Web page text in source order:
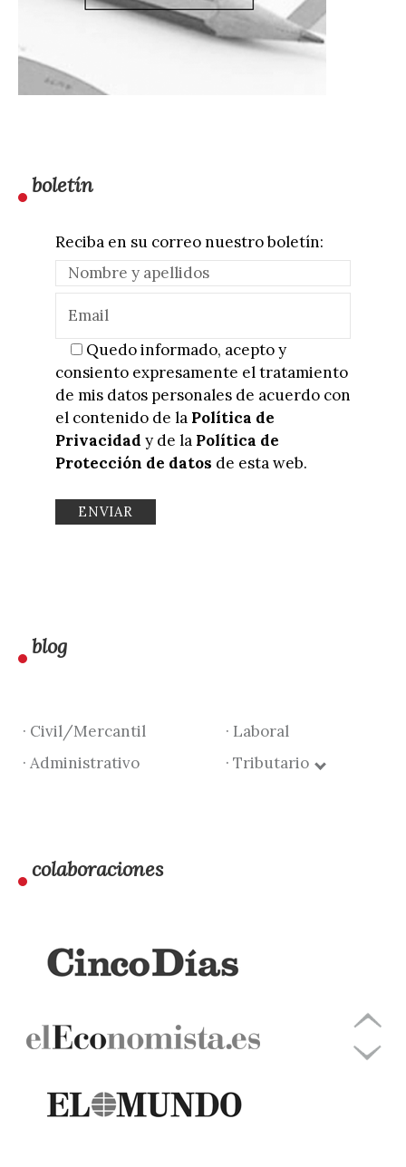
boletín
Reciba en su correo nuestro boletín:
Quedo informado, acepto y
consiento expresamente el tratamiento
de mis datos personales de acuerdo con
el contenido de la Política de
Privacidad y de la Política de
Protección de datos de esta web.
blog
· Civil/Mercantil
· Laboral
· Administrativo
· Tributario
colaboraciones